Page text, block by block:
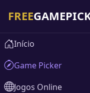
Início
Game Picker
Jogos Online